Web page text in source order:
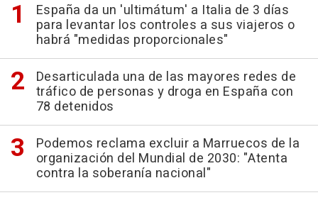
España da un 'ultimátum' a Italia de 3 días
para levantar los controles a sus viajeros o
habrá "medidas proporcionales"
Desarticulada una de las mayores redes de
tráfico de personas y droga en España con
78 detenidos
Podemos reclama excluir a Marruecos de la
organización del Mundial de 2030: "Atenta
contra la soberanía nacional"